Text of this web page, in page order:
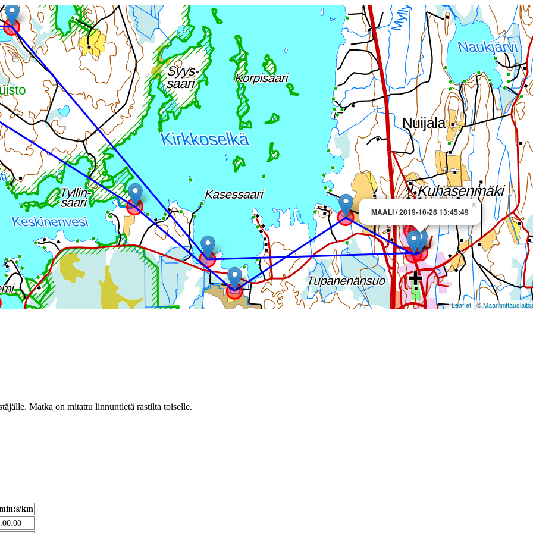
×
MAALI / 2019-10-26 13:45:49
Leaflet | ©
Matka on mitattu linnuntietä rastilta toiselle.
km